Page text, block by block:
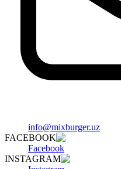
info@mixburger.uz
FACEBOOK
Facebook
INSTAGRAM